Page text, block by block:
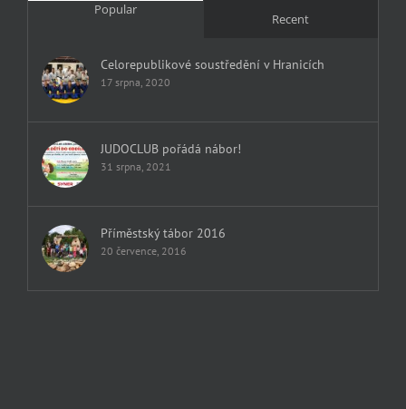
Popular
Recent
Celorepublikové soustředění v Hranicích
17 srpna, 2020
JUDOCLUB pořádá nábor!
31 srpna, 2021
Příměstský tábor 2016
20 července, 2016